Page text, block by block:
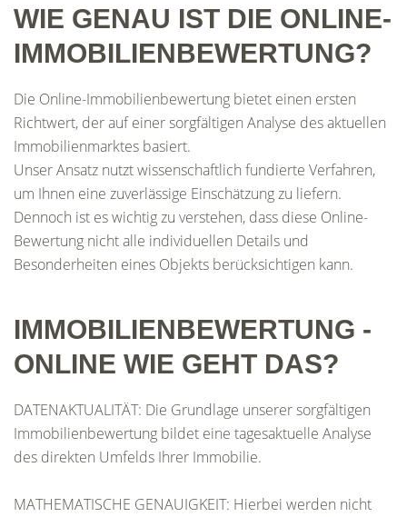
WIE GENAU IST DIE ONLINE-
IMMOBILIENBEWERTUNG?
Die Online-Immobilienbewertung bietet einen ersten
Richtwert, der auf einer sorgfältigen Analyse des aktuellen
Immobilienmarktes basiert.
Unser Ansatz nutzt wissenschaftlich fundierte Verfahren,
um Ihnen eine zuverlässige Einschätzung zu liefern.
Dennoch ist es wichtig zu verstehen, dass diese Online-
Bewertung nicht alle individuellen Details und
Besonderheiten eines Objekts berücksichtigen kann.
IMMOBILIENBEWERTUNG -
ONLINE WIE GEHT DAS?
DATENAKTUALITÄT: Die Grundlage unserer sorgfältigen
Immobilienbewertung bildet eine tagesaktuelle Analyse
des direkten Umfelds Ihrer Immobilie.
MATHEMATISCHE GENAUIGKEIT: Hierbei werden nicht